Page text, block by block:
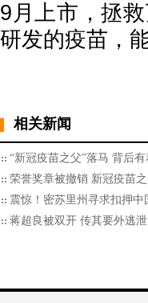
9月上市，拯
研发的疫苗，
相关新闻
“新冠疫苗之父”落马 背后
荣誉奖章被撤销 新冠疫苗
震惊！密苏里州寻求扣押中
蒋超良被双开 传其要外逃